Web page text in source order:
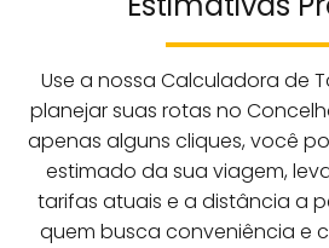
Use a nossa Calculadora de
planejar suas rotas no
apenas alguns cliques, você
estimado da sua viagem,
tarifas atuais e a distância a
quem busca conveniência e